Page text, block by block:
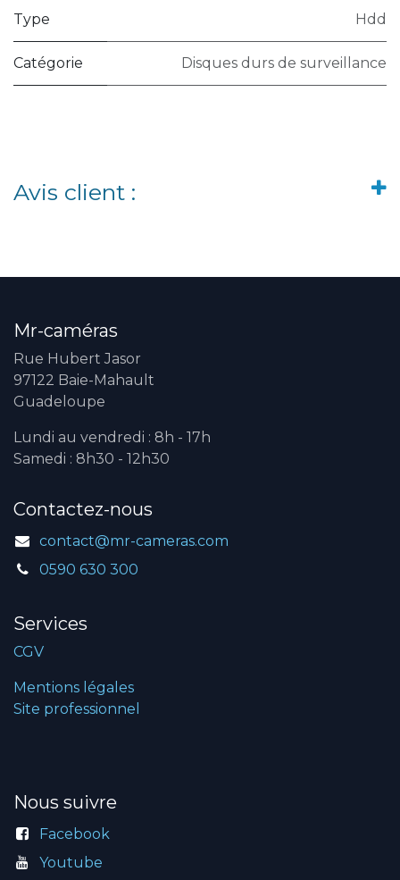
Type Hdd
Catégorie Disques durs de surveillance
Avis client :
Mr-caméras
Rue Hubert Jasor
97122 Baie-Mahault
Guadeloupe
Lundi au vendredi : 8h - 17h
Samedi : 8h30 - 12h30
Contactez-nous
contact@mr-cameras.com
0590 630 300
Services
CGV
Mentions légales
Site professionnel
Nous suivre
Facebook
Youtube